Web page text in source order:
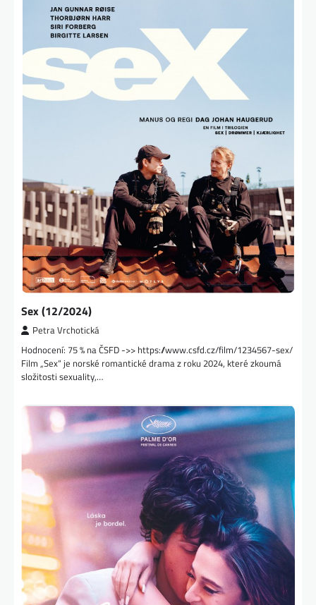
Sex (12/2024)
Petra Vrchotická
Hodnocení: 75 % na ČSFD ->> https://www.csfd.cz/film/1234567-sex/
Film „Sex“ je norské romantické drama z roku 2024, které zkoumá
složitosti sexuality,…